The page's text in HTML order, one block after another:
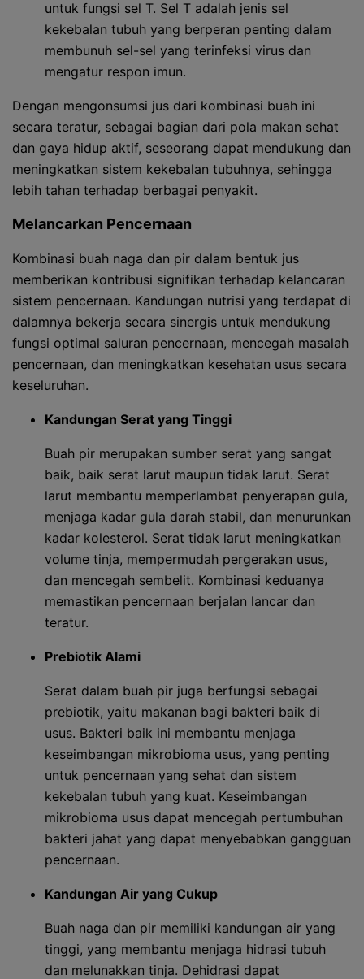
untuk fungsi sel T. Sel T adalah jenis sel
kekebalan tubuh yang berperan penting dalam
membunuh sel-sel yang terinfeksi virus dan
mengatur respon imun.
Dengan mengonsumsi jus dari kombinasi buah ini
secara teratur, sebagai bagian dari pola makan sehat
dan gaya hidup aktif, seseorang dapat mendukung dan
meningkatkan sistem kekebalan tubuhnya, sehingga
lebih tahan terhadap berbagai penyakit.
Melancarkan Pencernaan
Kombinasi buah naga dan pir dalam bentuk jus
memberikan kontribusi signifikan terhadap kelancaran
sistem pencernaan. Kandungan nutrisi yang terdapat di
dalamnya bekerja secara sinergis untuk mendukung
fungsi optimal saluran pencernaan, mencegah masalah
pencernaan, dan meningkatkan kesehatan usus secara
keseluruhan.
Kandungan Serat yang Tinggi
Buah pir merupakan sumber serat yang sangat
baik, baik serat larut maupun tidak larut. Serat
larut membantu memperlambat penyerapan gula,
menjaga kadar gula darah stabil, dan menurunkan
kadar kolesterol. Serat tidak larut meningkatkan
volume tinja, mempermudah pergerakan usus,
dan mencegah sembelit. Kombinasi keduanya
memastikan pencernaan berjalan lancar dan
teratur.
Prebiotik Alami
Serat dalam buah pir juga berfungsi sebagai
prebiotik, yaitu makanan bagi bakteri baik di
usus. Bakteri baik ini membantu menjaga
keseimbangan mikrobioma usus, yang penting
untuk pencernaan yang sehat dan sistem
kekebalan tubuh yang kuat. Keseimbangan
mikrobioma usus dapat mencegah pertumbuhan
bakteri jahat yang dapat menyebabkan gangguan
pencernaan.
Kandungan Air yang Cukup
Buah naga dan pir memiliki kandungan air yang
tinggi, yang membantu menjaga hidrasi tubuh
dan melunakkan tinja. Dehidrasi dapat